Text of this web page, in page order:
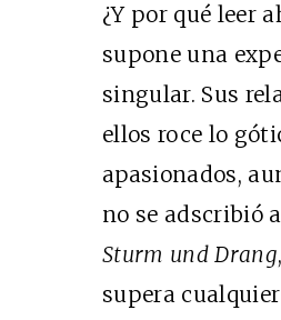
¿Y por qué leer
supone una
singular. Sus
ellos roce lo
apasionados,
no se adscribió
Sturm und Drang
supera